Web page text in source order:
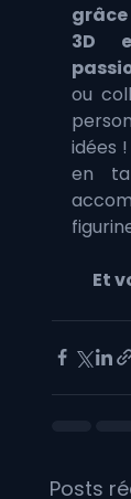
3D
ou
idées
en
Et
Posts